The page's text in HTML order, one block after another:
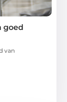
goed
van